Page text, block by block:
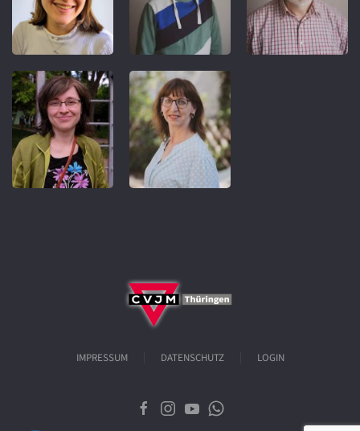
REFERENT
IMPRESSUM DATENSCHUTZ LOGIN